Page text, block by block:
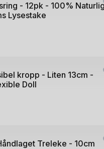
- 12pk - 100%
Lysestake
kropp - Liten 13cm -
Doll
Treleke - 10cm